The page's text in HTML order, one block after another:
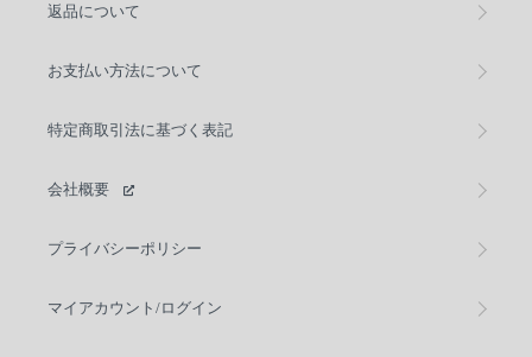
返品について
お支払い方法について
特定商取引法に基づく表記
会社概要
プライバシーポリシー
マイアカウント/ログイン